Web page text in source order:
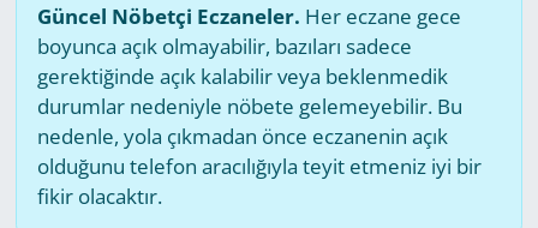
Güncel Nöbetçi Eczaneler. Her eczane gece
boyunca açık olmayabilir, bazıları sadece
gerektiğinde açık kalabilir veya beklenmedik
durumlar nedeniyle nöbete gelemeyebilir. Bu
nedenle, yola çıkmadan önce eczanenin açık
olduğunu telefon aracılığıyla teyit etmeniz iyi bir
fikir olacaktır.
MAGAZİN
POLİTİKA
RESMİ İLANLAR
SAĞLIK